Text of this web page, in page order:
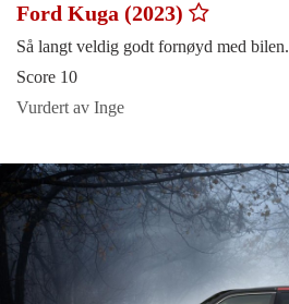
Ford Kuga (2023)
Så langt veldig godt fornøyd med bilen.
Score 10
Vurdert av Inge